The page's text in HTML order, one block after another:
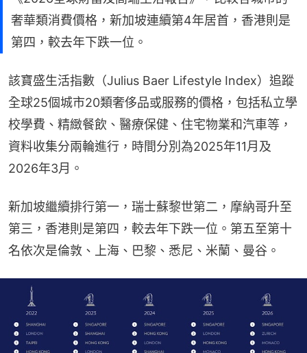
奢華類消費價格，新加坡連續第4年居首，香港則是
第四，較去年下跌一位。
該寶盛生活指數（Julius Baer Lifestyle Index）追蹤
全球25個城市20類奢侈品或服務的價格，包括私立學
校學費、精緻餐飲、醫療保健、住宅物業和汽車等，
資料收集分兩輪進行，時間分別為2025年11月及
2026年3月。
新加坡繼續排行第一，瑞士蘇黎世第二，摩納哥升至
第三，香港則是第四，較去年下跌一位。第五至第十
名依次是倫敦、上海、巴黎、悉尼、米蘭、曼谷。